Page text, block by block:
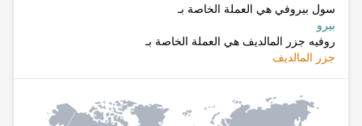
سول بيروفي هي العملة الخاصة بـ
بيرو
روفيه جزر المالديف هي العملة الخاصة بـ
جزر المالديف